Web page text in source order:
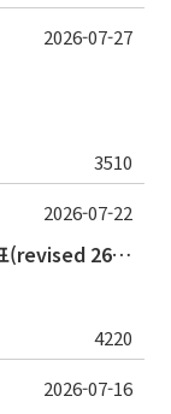
3510
2026-07-27
2026학년도 2학기 보건대학원 강의시간표(revised 260803)(2026 2nd SEMESTER SNU GSPH TIMETABLE)
4220
2026-07-22
2026-07-16